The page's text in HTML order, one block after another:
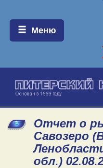
Меню:
Меню
Отчет о
Савозеро
обл.)